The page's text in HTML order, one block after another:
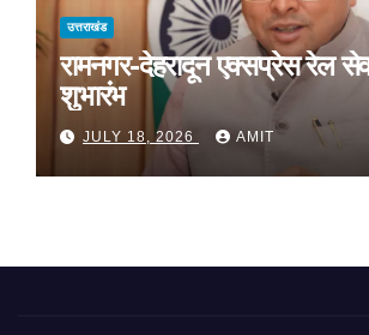
उत्तराखंड
रामनगर-देहरादून एक्सप्रेस रेल
शुभारंभ
JULY 18, 2026 AMIT